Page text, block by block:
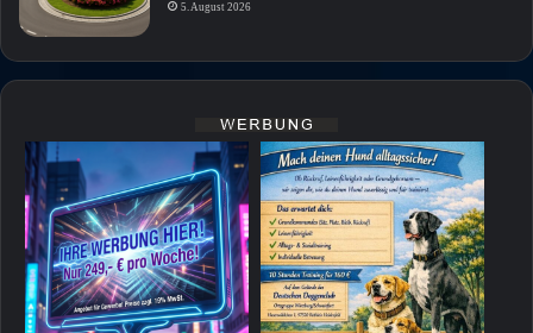
5. August 2026